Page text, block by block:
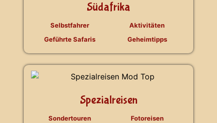
Südafrika
Selbstfahrer
Geführte Safaris
Aktivitäten
Geheimtipps
Spezialreisen
Sondertouren
Fotoreisen